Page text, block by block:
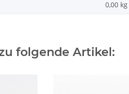
0,00 kg
folgende Artikel: